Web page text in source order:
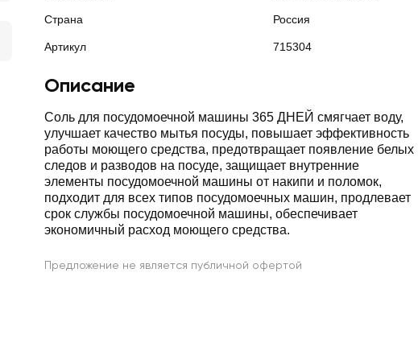
Страна Россия
Артикул 715304
Описание
Соль для посудомоечной машины 365 ДНЕЙ смягчает воду,
улучшает качество мытья посуды, повышает эффективность
работы моющего средства, предотвращает появление белых
следов и разводов на посуде, защищает внутренние
элементы посудомоечной машины от накипи и поломок,
подходит для всех типов посудомоечных машин, продлевает
срок службы посудомоечной машины, обеспечивает
экономичный расход моющего средства.
Предложение не является публичной офертой